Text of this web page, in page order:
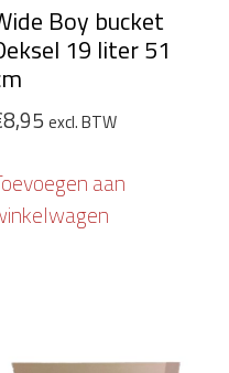
Boy bucket
19 liter 51
8,95 excl. BTW
aan